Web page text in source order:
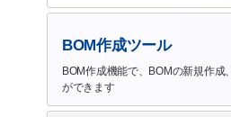
BOM作成ツール
BOM作成機能で、BOMの新規作成
ができます